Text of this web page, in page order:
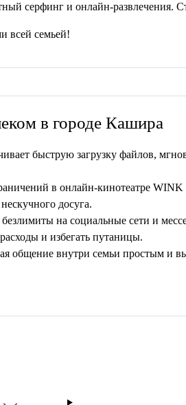
серфинг и онлайн-развлечения.
всей семьей!
в городе Кашира
быструю загрузку файлов,
в онлайн-кинотеатре WINK
досуга.
на социальные сети и
и избегать путаницы.
общение внутри семьи простым и
в стоимость основного тарифа,